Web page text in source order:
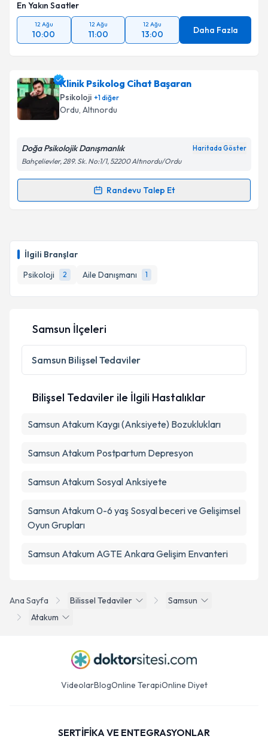
İlgili Branşlar
Psikoloji
2 Aile Danışmanı 1
En Yakın Saatler
12 Ağu
10:00
12 Ağu
11:00
12 Ağu
13:00 Daha Fazla
Klinik Psikolog Cihat Başaran
Psikoloji +1diğer
Ordu, Altınordu
Doğa Psikolojik Danışmanlık Haritada Göster
Bahçelievler, 289. Sk. No:1/1, 52200 Altınordu/Ordu
Randevu Talep Et
Randevu Takvimi Talebi
için bir takvim hazırlandığında e-posta ile
bilgilendireceğiz.
E-posta Adresiniz
Kişisel verilerimin işlenmesine ilişkin
Metni'ni okudum ve kişisel verilerimin belirtilen
Ana Sayfa Bilissel Tedaviler
Samsun
Atakum
Samsun İlçeleri
Samsun Bilişsel Tedaviler
Bilişsel Tedaviler ile İlgili Hastalıklar
Samsun Atakum Kaygı (Anksiyete) Bozuklukları
Samsun Atakum Postpartum Depresyon
Samsun Atakum Sosyal Anksiyete
Samsun Atakum 0-6 yaş Sosyal beceri ve Gelişimsel
Oyun Grupları
Samsun Atakum AGTE Ankara Gelişim Envanteri
VideolarBlogOnline TerapiOnline Diyet
SERTİFİKA VE ENTEGRASYONLAR